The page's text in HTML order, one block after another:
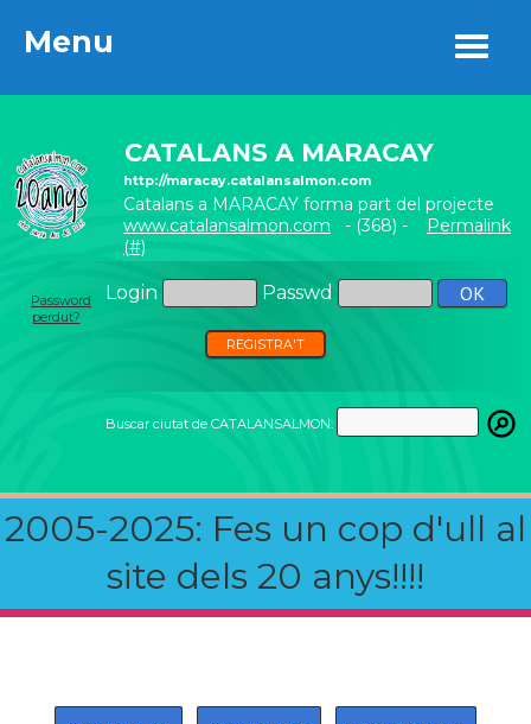
Menu
CATALANS A MARACAY
http://maracay.catalansalmon.com
Catalans a MARACAY forma part del projecte
www.catalansalmon.com - (368) - Permalink
(#)
Login Passwd
Password
perdut?
REGISTRA'T
Buscar ciutat de CATALANSALMON:
2005-2025: Fes un cop d'ull al
site dels 20 anys!!!!
Menu